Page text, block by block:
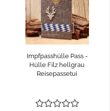
Impfpasshülle Pass -
Hülle Filz hellgrau
Reisepassetui